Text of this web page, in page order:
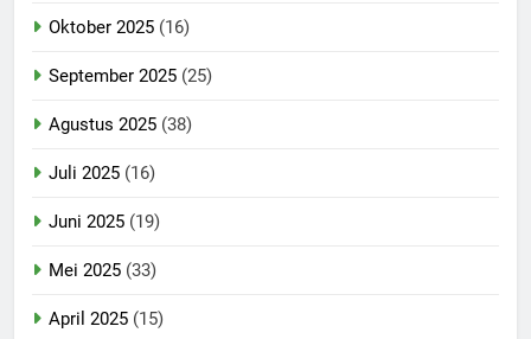
Oktober 2025 (16)
September 2025 (25)
Agustus 2025 (38)
Juli 2025 (16)
Juni 2025 (19)
Mei 2025 (33)
April 2025 (15)